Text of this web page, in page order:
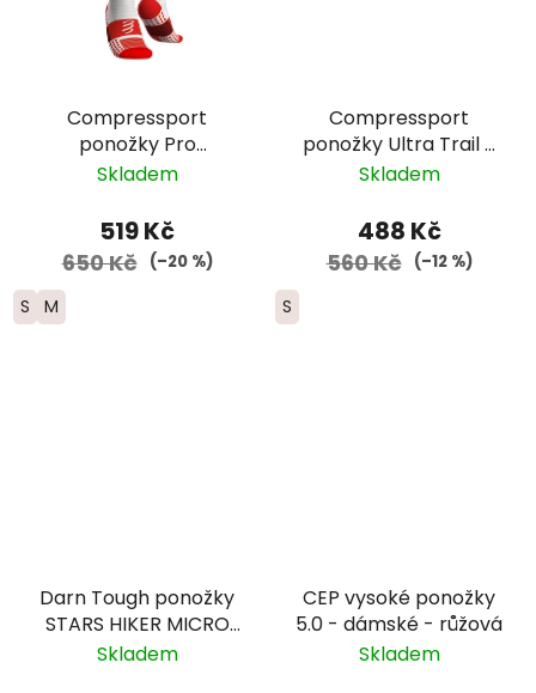
Compressport
ponožky Pro
Marathon - bílá/
Skladem
519 Kč
650 Kč (–20 %)
S M
Compressport
ponožky Ultra Trail -
černá
Skladem
488 Kč
560 Kč (–12 %)
S
Darn Tough ponožky
STARS HIKER MICRO
CREW Lightweight
Skladem
CEP vysoké ponožky
5.0 - dámské - růžová
Skladem